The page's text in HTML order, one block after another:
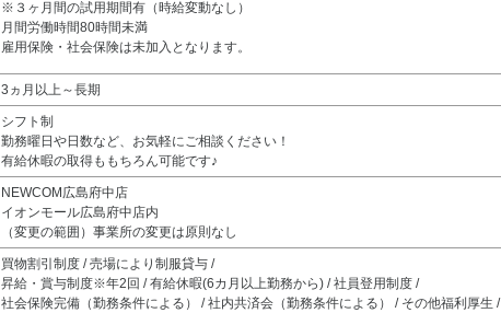
※３ヶ月間の試用期間有（時給変動なし）
月間労働時間80時間未満
雇用保険・社会保険は未加入となります。
3ヵ月以上～長期
シフト制
勤務曜日や日数など、お気軽にご相談ください！
有給休暇の取得ももちろん可能です♪
NEWCOM広島府中店
イオンモール広島府中店内
（変更の範囲）事業所の変更は原則なし
買物割引制度 / 売場により制服貸与 /
昇給・賞与制度※年2回 / 有給休暇(6カ月以上勤務から) / 社員登用制度 /
社会保険完備（勤務条件による） / 社内共済会（勤務条件による） / その他福利厚生 /